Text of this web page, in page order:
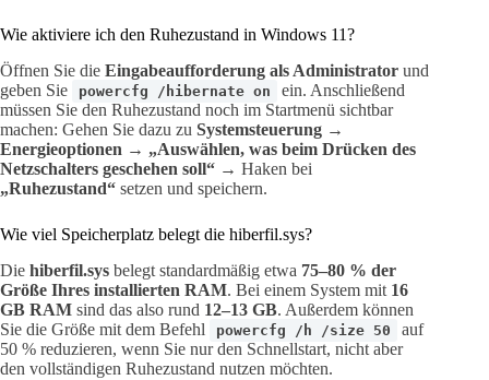
Wie aktiviere ich den Ruhezustand in Windows 11?
Öffnen Sie die Eingabeaufforderung als Administrator und
geben Sie
powercfg /hibernate on
ein. Anschließend
müssen Sie den Ruhezustand noch im Startmenü sichtbar
machen: Gehen Sie dazu zu Systemsteuerung →
Energieoptionen → „Auswählen, was beim Drücken des
Netzschalters geschehen soll“ → Haken bei
„Ruhezustand“ setzen und speichern.
Wie viel Speicherplatz belegt die hiberfil.sys?
Die hiberfil.sys belegt standardmäßig etwa 75–80 % der
Größe Ihres installierten RAM. Bei einem System mit 16
GB RAM sind das also rund 12–13 GB. Außerdem können
Sie die Größe mit dem Befehl
powercfg /h /size 50
auf
50 % reduzieren, wenn Sie nur den Schnellstart, nicht aber
den vollständigen Ruhezustand nutzen möchten.